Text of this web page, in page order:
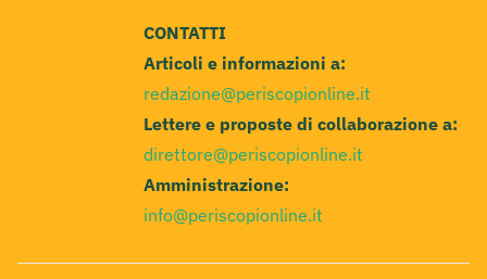
CONTATTI
Articoli e informazioni a:
redazione@periscopionline.it
Lettere e proposte di collaborazione a:
direttore@periscopionline.it
Amministrazione:
info@periscopionline.it